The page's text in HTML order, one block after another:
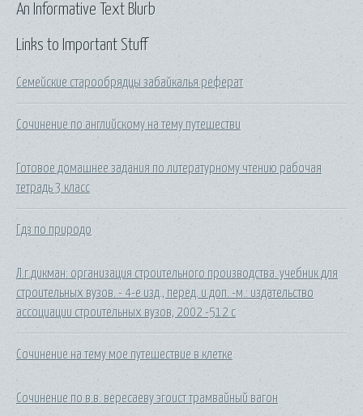
Links to Important Stuff
Семейские старообрядцы забайкалья реферат
Сочинение по английскому на тему путешестви
Готовое домашнее задания по литературному чтению рабочая
тетрадь 3 класс
Гдз по природо
Л.г.дикман: организация строительного производства. учебник для
строительных вузов. - 4-е изд., перед. и доп. -м.: издательство
ассоциации строительных вузов, 2002 -512 с
Сочинение на тему мое путешествие в клетке
Сочинение по в.в. вересаеву эгоист трамвайный вагон
An Informative Text Blurb